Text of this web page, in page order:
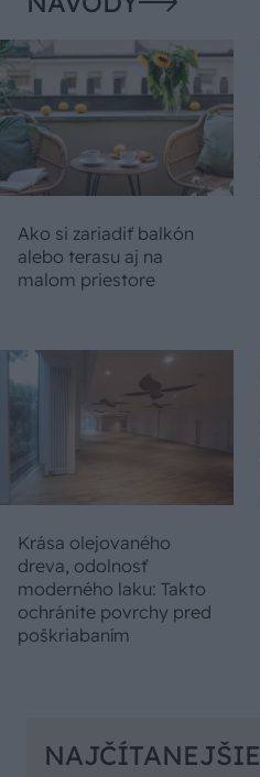
Ako si zariadiť balkón
alebo terasu aj na
malom priestore
Krása olejovaného
dreva, odolnosť
moderného laku: Takto
ochránite povrchy pred
poškriabaním
NAJČÍTANEJŠIE